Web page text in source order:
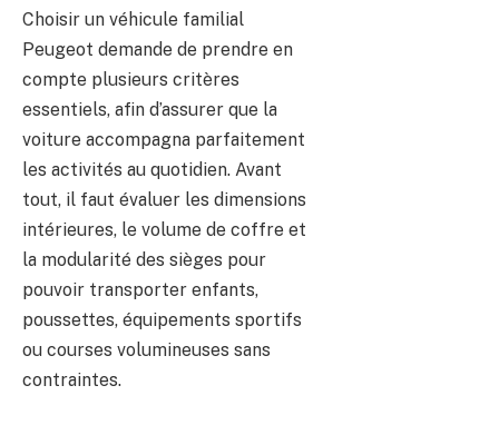
Choisir un véhicule familial
Peugeot demande de prendre en
compte plusieurs critères
essentiels, afin d’assurer que la
voiture accompagna parfaitement
les activités au quotidien. Avant
tout, il faut évaluer les dimensions
intérieures, le volume de coffre et
la modularité des sièges pour
pouvoir transporter enfants,
poussettes, équipements sportifs
ou courses volumineuses sans
contraintes.